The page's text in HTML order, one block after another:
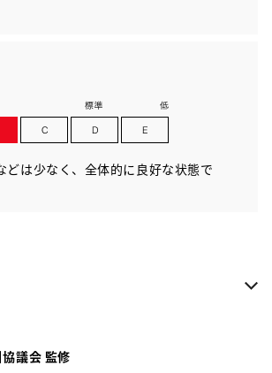
どは少なく、全体的に良好な状態で
議会 監修